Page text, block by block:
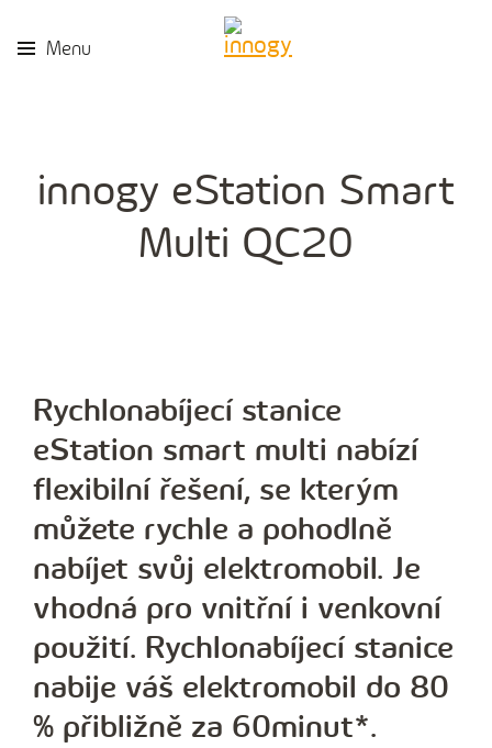
Menu
innogy eStation Smart
Multi QC20
Rychlonabíjecí stanice
eStation smart multi nabízí
flexibilní řešení, se kterým
můžete rychle a pohodlně
nabíjet svůj elektromobil. Je
vhodná pro vnitřní i venkovní
použití. Rychlonabíjecí stanice
nabije váš elektromobil do 80
% přibližně za 60minut*.